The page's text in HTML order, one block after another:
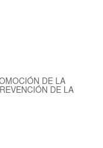
DE LA
DE LA